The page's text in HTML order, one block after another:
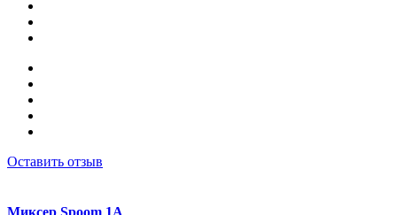
Оставить отзыв
Миксер Spoom 1A